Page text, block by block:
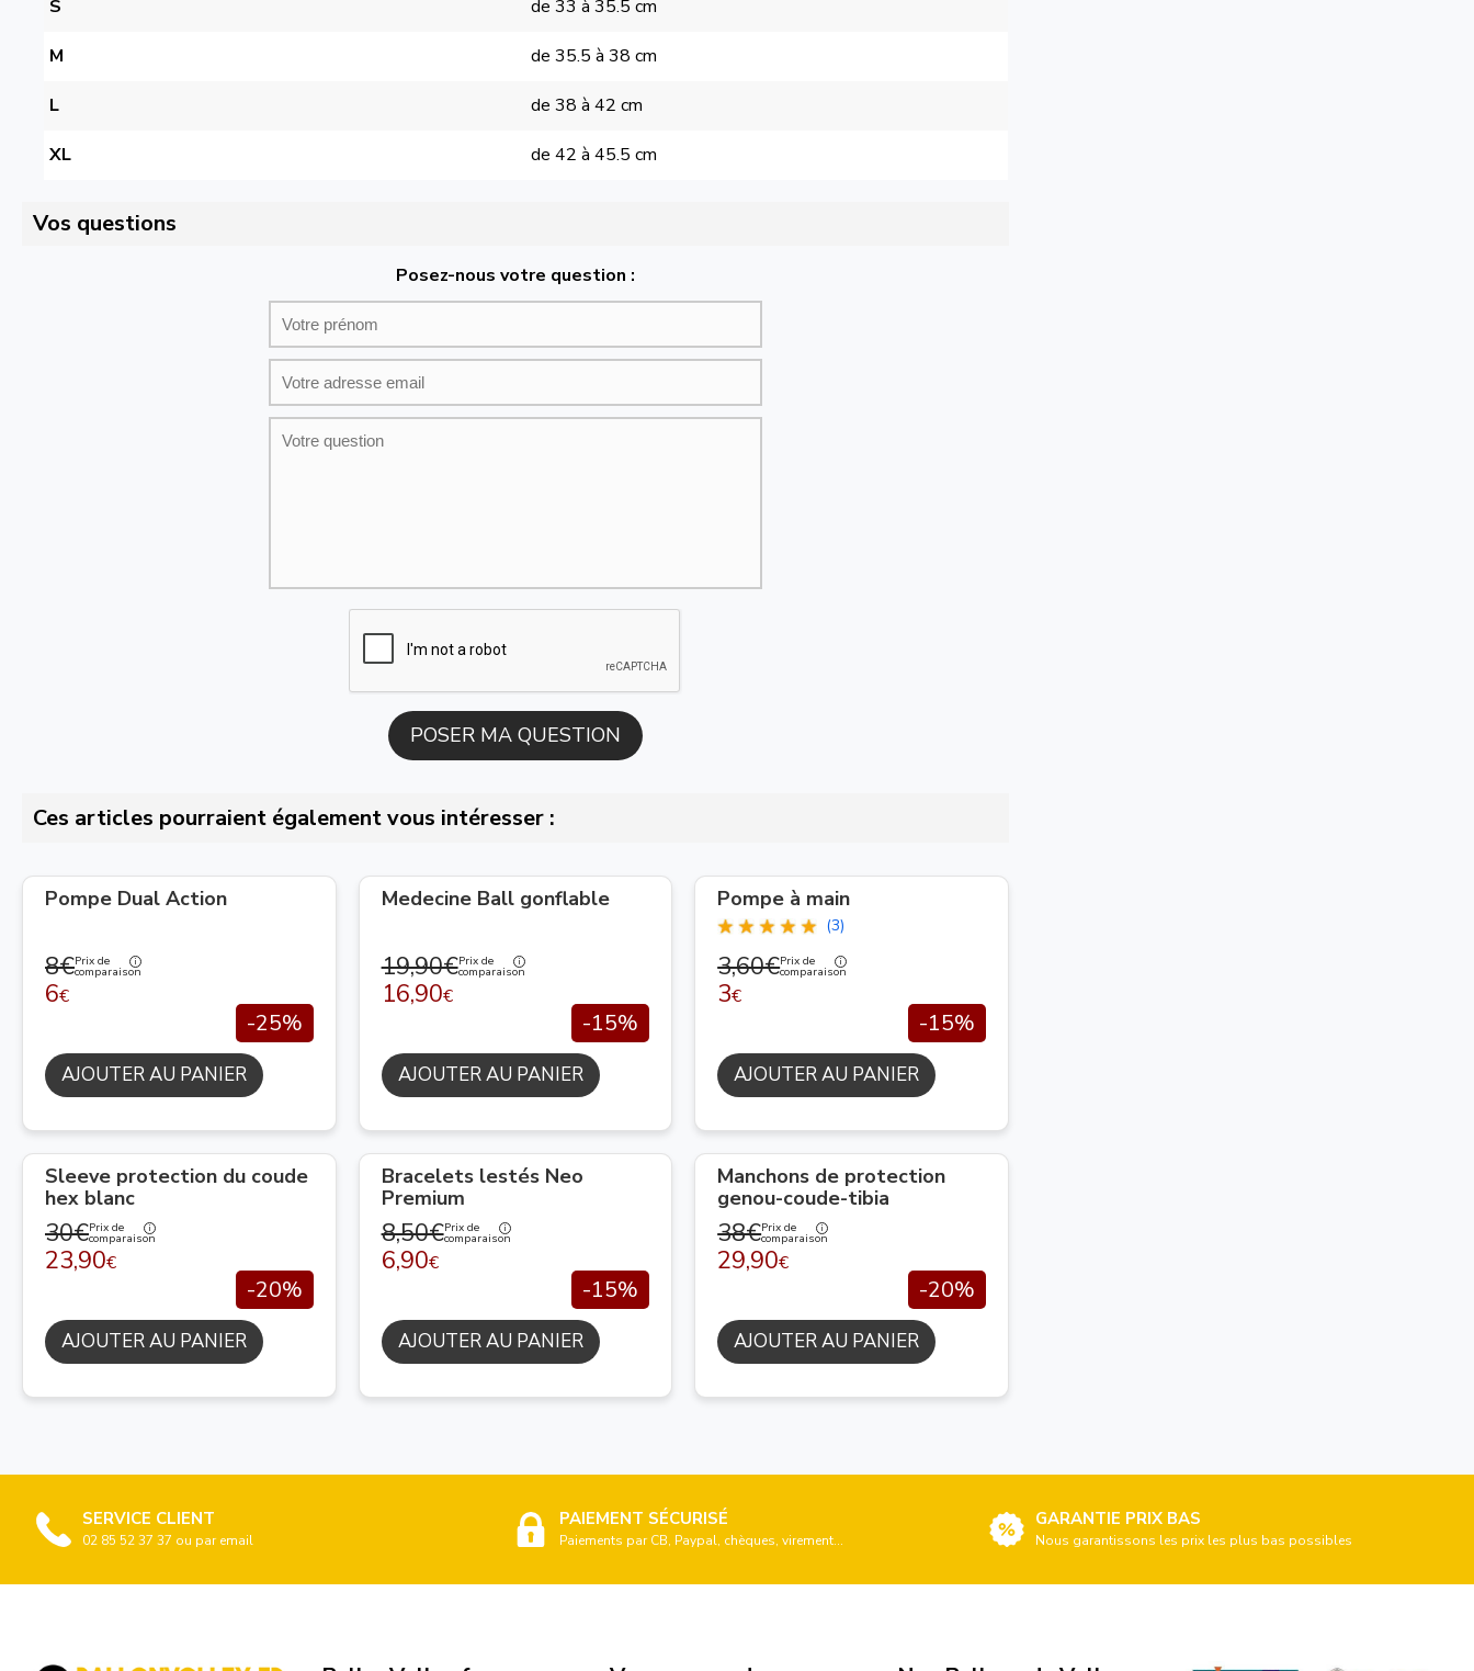
S
de 33 à 35.5 cm
M de 35.5 à 38 cm
L de 38 à 42 cm
XL de 42 à 45.5 cm
Vos questions
Posez-nous votre question :
Ces articles pourraient également vous intéresser :
Pompe Dual Action
8€Prix de
comparaison
6€
-25%
AJOUTER AU PANIER
Medecine Ball gonflable
19,90€Prix de
comparaison
16,90€
-15%
AJOUTER AU PANIER
Pompe à main
(3)
3,60€Prix de
comparaison
3€
-15%
AJOUTER AU PANIER
Sleeve protection du coude
hex blanc
30€Prix de
comparaison
23,90€
-20%
AJOUTER AU PANIER
Bracelets lestés Neo
Premium
8,50€Prix de
comparaison
6,90€
-15%
AJOUTER AU PANIER
Manchons de protection
genou-coude-tibia
38€Prix de
comparaison
29,90€
-20%
AJOUTER AU PANIER
SERVICE CLIENT
02 85 52 37 37 ou par email
PAIEMENT SÉCURISÉ
Paiements par CB, Paypal, chèques, virement...
GARANTIE PRIX BAS
Nous garantissons les prix les plus bas possibles